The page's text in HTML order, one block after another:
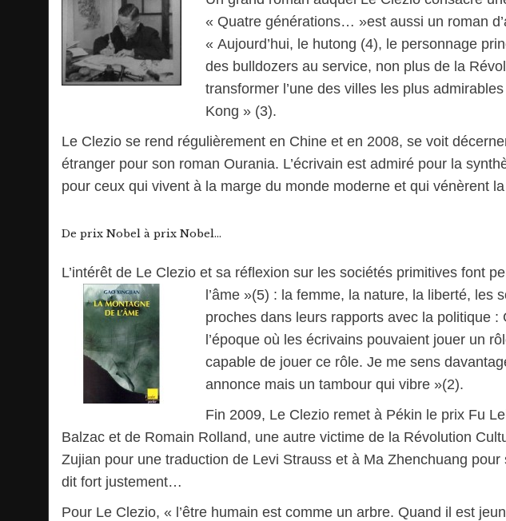
« Quatre générations… »est aussi un roman
« Aujourd’hui, le hutong (4), le personnage
des bulldozers au service, non plus de la
transformer l’une des villes les plus
Kong » (3).
Le Clezio se rend régulièrement en Chine et en 2008, se voit
étranger pour son roman Ourania. L’écrivain est admiré pour la
pour ceux qui vivent à la marge du monde moderne et qui vénèrent
De prix Nobel à prix Nobel…
L’intérêt de Le Clezio et sa réflexion sur les sociétés primitives font
l’âme »(5) : la femme, la nature, la liberté,
proches dans leurs rapports avec la politique
l’époque où les écrivains pouvaient jouer un
capable de jouer ce rôle. Je me sens
annonce mais un tambour qui vibre »(2).
Fin 2009, Le Clezio remet à Pékin le prix Fu
Balzac et de Romain Rolland, une autre victime de la Révolution
Zujian pour une traduction de Levi Strauss et à Ma Zhenchuang
dit fort justement…
Pour Le Clezio, « l’être humain est comme un arbre. Quand il est